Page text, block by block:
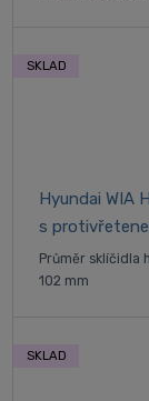
Hyundai WIA
s
Průměr sklíčidla
102 mm
SKLAD
SKLAD